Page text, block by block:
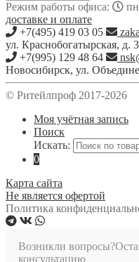
Режим работы офиса:
доставке и оплате
+7(495) 419 03 05
ул. Краснобогатырская, д.
+7(995) 129 48 64
Новосибирск, ул.
© Ритейлпроф 2017-2026
Моя учётная запись
Поиск
Искать:
0
Карта сайта
Не является офертой
Политика
Возникли вопросы?
консультацию